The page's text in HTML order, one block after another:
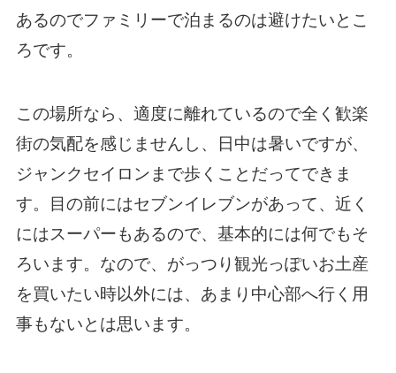
あるのでファミリーで泊まるのは避けたいとこ
ろです。
この場所なら、適度に離れているので全く歓楽
街の気配を感じませんし、日中は暑いですが、
ジャンクセイロンまで歩くことだってできま
す。目の前にはセブンイレブンがあって、近く
にはスーパーもあるので、基本的には何でもそ
ろいます。なので、がっつり観光っぽいお土産
を買いたい時以外には、あまり中心部へ行く用
事もないとは思います。